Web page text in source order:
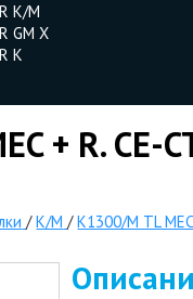
K/M
GM X
K
+ R. CE-
/K/M /K1300/M TL